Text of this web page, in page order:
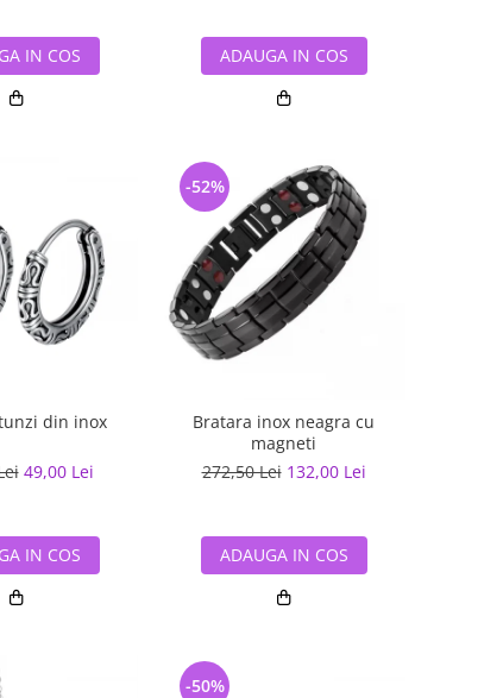
IN COS ADAUGA IN COS
din inox
49,00 Lei
IN COS
Bratara inox neagra cu
magneti
272,50 Lei 132,00 Lei
-52%
ADAUGA IN COS
-50%